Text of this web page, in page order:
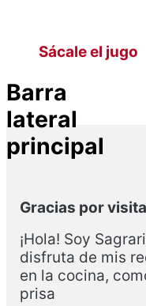
Sácale el jugo
Barra
lateral
principal
Gracias por
¡Hola! Soy
disfruta de mis
en la cocina,
prisa